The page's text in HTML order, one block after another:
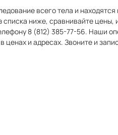
всего тела и
ниже, сравнивайте цены,
8 (812) 385-77-56. Наши
ценах и адресах. Звоните и